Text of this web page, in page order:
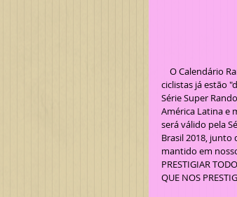
O Calendário
ciclistas já estão
Série Super
América Latina e
será válido pela
Brasil 2018,
mantido em
PRESTIGIAR
QUE NOS